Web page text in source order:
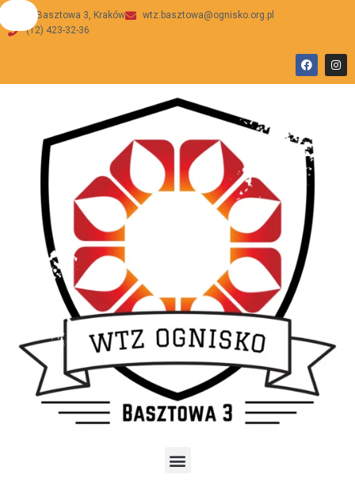
ul Basztowa 3, Kraków
wtz.basztowa@ognisko.org.pl
(12) 423-32-36